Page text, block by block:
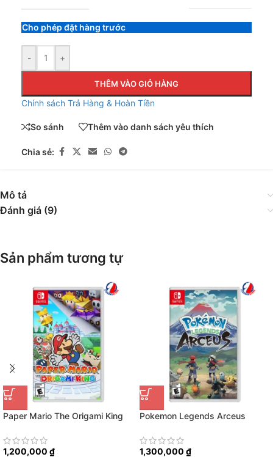
Cho phép đặt hàng trước
- +
THÊM VÀO GIỎ HÀNG
Chính sách Trả Hàng & Hoàn Tiền
So sánh Thêm vào danh sách yêu thích
Chia sẻ:
Mô tả
Đánh giá (9)
Sản phẩm tương tự
Paper Mario The Origami King
1,200,000 ₫
Pokemon Legends Arceus
1,300,000 ₫